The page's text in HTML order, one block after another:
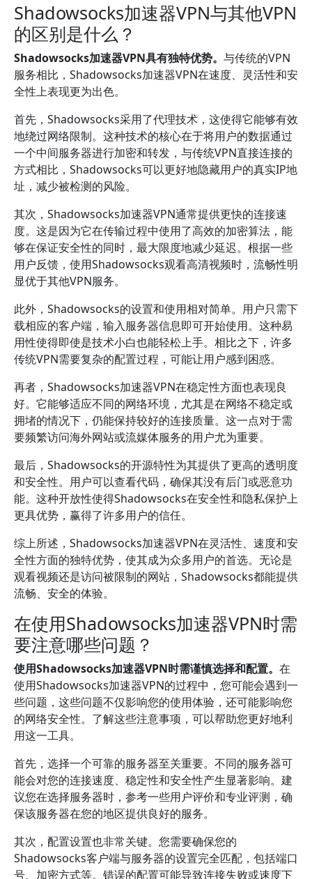
Shadowsocks加速器VPN与其他VPN
的区别是什么？
Shadowsocks加速器VPN具有独特优势。 与传统的VPN
服务相比，Shadowsocks加速器VPN在速度、灵活性和安
全性上表现更为出色。
首先，Shadowsocks采用了代理技术，这使得它能够有效
地绕过网络限制。这种技术的核心在于将用户的数据通过
一个中间服务器进行加密和转发，与传统VPN直接连接的
方式相比，Shadowsocks可以更好地隐藏用户的真实IP地
址，减少被检测的风险。
其次，Shadowsocks加速器VPN通常提供更快的连接速
度。这是因为它在传输过程中使用了高效的加密算法，能
够在保证安全性的同时，最大限度地减少延迟。根据一些
用户反馈，使用Shadowsocks观看高清视频时，流畅性明
显优于其他VPN服务。
此外，Shadowsocks的设置和使用相对简单。用户只需下
载相应的客户端，输入服务器信息即可开始使用。这种易
用性使得即使是技术小白也能轻松上手。相比之下，许多
传统VPN需要复杂的配置过程，可能让用户感到困惑。
再者，Shadowsocks加速器VPN在稳定性方面也表现良
好。它能够适应不同的网络环境，尤其是在网络不稳定或
拥堵的情况下，仍能保持较好的连接质量。这一点对于需
要频繁访问海外网站或流媒体服务的用户尤为重要。
最后，Shadowsocks的开源特性为其提供了更高的透明度
和安全性。用户可以查看代码，确保其没有后门或恶意功
能。这种开放性使得Shadowsocks在安全性和隐私保护上
更具优势，赢得了许多用户的信任。
综上所述，Shadowsocks加速器VPN在灵活性、速度和安
全性方面的独特优势，使其成为众多用户的首选。无论是
观看视频还是访问被限制的网站，Shadowsocks都能提供
流畅、安全的体验。
在使用Shadowsocks加速器VPN时需
要注意哪些问题？
使用Shadowsocks加速器VPN时需谨慎选择和配置。 在
使用Shadowsocks加速器VPN的过程中，您可能会遇到一
些问题，这些问题不仅影响您的使用体验，还可能影响您
的网络安全性。了解这些注意事项，可以帮助您更好地利
用这一工具。
首先，选择一个可靠的服务器至关重要。不同的服务器可
能会对您的连接速度、稳定性和安全性产生显著影响。建
议您在选择服务器时，参考一些用户评价和专业评测，确
保该服务器在您的地区提供良好的服务。
其次，配置设置也非常关键。您需要确保您的
Shadowsocks客户端与服务器的设置完全匹配，包括端口
号、加密方式等。错误的配置可能导致连接失败或速度下